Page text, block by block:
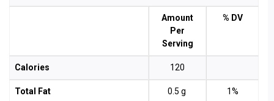
Amount
Per
Serving
% DV
Calories 120
Total Fat 0.5 g 1%